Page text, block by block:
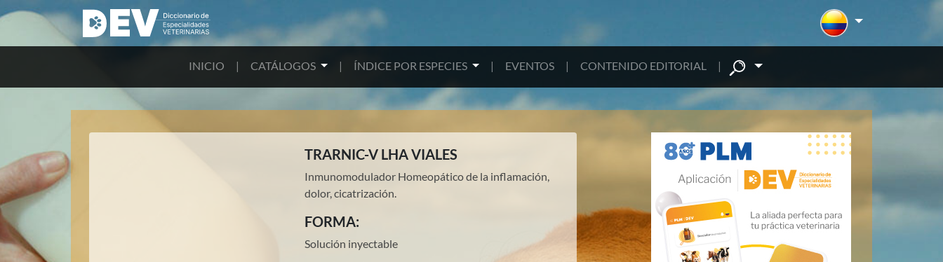
INICIO | CATÁLOGOS | ÍNDICE POR ESPECIES | EVENTOS | CONTENIDO EDITORIAL |
TRARNIC-V LHA VIALES
Inmunomodulador Homeopático de la inflamación,
dolor, cicatrización.
FORMA:
Solución inyectable